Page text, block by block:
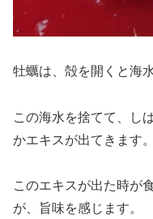
牡蠣は、殻を開くと海
この海水を捨てて、し
かエキスが出てきます。
このエキスが出た時が
が、旨味を感じます。